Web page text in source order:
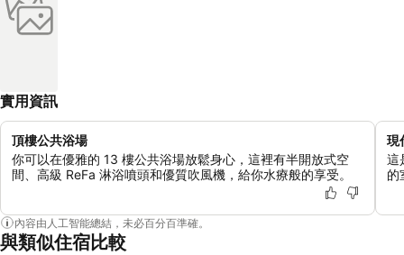
實用資訊
頂樓公共浴場
你可以在優雅的 13 樓公共浴場放鬆身心，這裡有半開放式空
間、高級 ReFa 淋浴噴頭和優質吹風機，給你水療般的享受。
現
這
的
內容由人工智能總結，未必百分百準確。
與類似住宿比較